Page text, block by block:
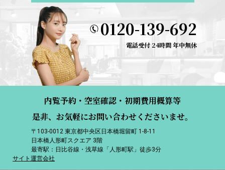
0120-139-692
電話受付 24時間 年中無休
内覧予約・空室確認・初期費用概算等
是非、お気軽にお問い合わせくださいませ。
〒103-0012 東京都中央区日本橋堀留町 1-8-11
日本橋人形町スクエア 3階
最寄駅：日比谷線・浅草線「人形町駅」徒歩3分
サイト運営会社